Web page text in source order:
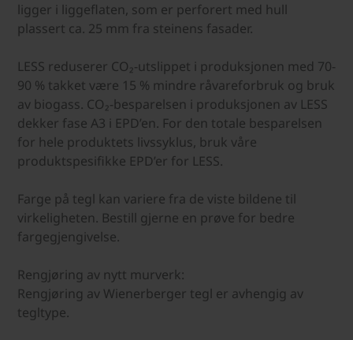
ligger i liggeflaten, som er perforert med hull
plassert ca. 25 mm fra steinens fasader.
LESS reduserer CO₂-utslippet i produksjonen med 70-
90 % takket være 15 % mindre råvareforbruk og bruk
av biogass. CO₂-besparelsen i produksjonen av LESS
dekker fase A3 i EPD’en. For den totale besparelsen
for hele produktets livssyklus, bruk våre
produktspesifikke EPD’er for LESS.
Farge på tegl kan variere fra de viste bildene til
virkeligheten. Bestill gjerne en prøve for bedre
fargegjengivelse.
Rengjøring av nytt murverk:
Rengjøring av Wienerberger tegl er avhengig av
tegltype.